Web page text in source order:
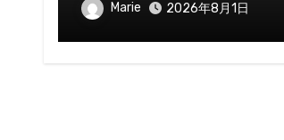
Marie 2026年8月1日